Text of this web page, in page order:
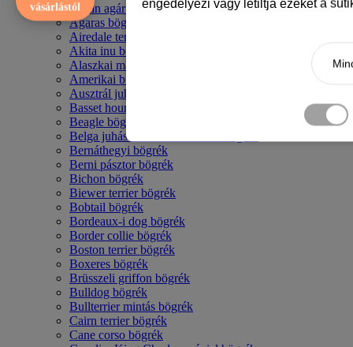
Afgán agár bögrék
Agaras bögrék
Airedale terrier mintás bögre
Akita inu bögrék
Alaszkai malamut bögrék
Amerikai bulldog mintás bögrék
Ausztrál juhászkutya bögrék
Basset hound mintás bögrék
Beagle bögrék
Belga juhász - malinois mintás bögrék
Bernáthegyi bögrék
Berni pásztor bögrék
Bichon bögrék
Biewer terrier bögrék
Bobtail bögrék
Bordeaux-i dog bögrék
Border collie bögrék
Boston terrier bögrék
Boxeres bögrék
Brüsszeli griffon bögrék
Bulldog bögrék
Bullterrier mintás bögrék
Cairn terrier bögrék
Cane corso bögrék
vásárlástól
engedélyezi vagy letiltja ezeket a